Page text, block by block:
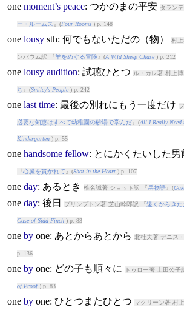
one moment’s peace: つかのまの平安 タラン
ー・ルームス 』(Four Rooms) p. 148
one lousysth: 何でもないただの（物） 村
ンバウム訳 『羊をめぐる冒険』(A Wild Sheep Chase) p. 212
one lousy audition: 試聴ひとつ ル・カレ著 村上
ち 』(Smiley's People) p. 242
one last time: 最後の別れにもう一度だけ
必要な知恵はすべて幼稚園の砂場で学んだ』(All I Really Need
Kindergarten) p. 55
one handsome fellow: とにかくたいした男
『心臓を貫かれて 』(Shot in the Heart) p. 107
one day: あるとき 椎名誠著 ショット訳 『岳物語』(
one day: 後日 プリンプトン著 芝山幹郎訳 『遠くからきた
Case of Sidd Finch) p. 83
one by one: あとからあとから 北杜夫著 デニス
p. 136
one by one: どの子も順々に トゥロー著 上田公子
of Proof) p. 83
one by one: ひとつまたひとつ マクリーン著 村